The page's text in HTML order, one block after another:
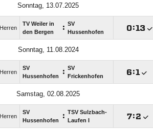
Sonntag, 13.07.2025
Herren
TV Weiler in
den Bergen
: SV
Hussenhofen
:
Sonntag, 11.08.2024
Herren
SV
Hussenhofen
: SV
Frickenhofen
:
Samstag, 02.08.2025
Herren
SV
Hussenhofen
: TSV Sulzbach-
Laufen I
: